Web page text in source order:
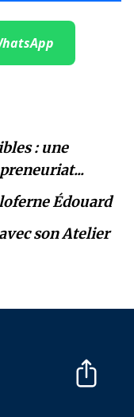
: une
Édouard
son Atelier